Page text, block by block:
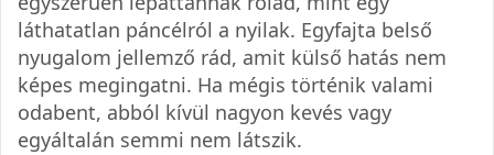
láthatatlan páncélról a nyilak. Egyfajta belső
nyugalom jellemző rád, amit külső hatás nem
képes megingatni. Ha mégis történik valami
odabent, abból kívül nagyon kevés vagy
egyáltalán semmi nem látszik.